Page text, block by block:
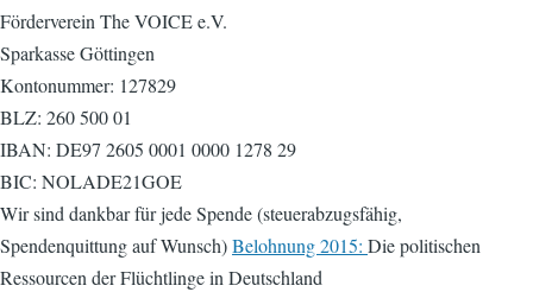
Förderverein The VOICE e.V.
Sparkasse Göttingen
Kontonummer: 127829
BLZ: 260 500 01
IBAN: DE97 2605 0001 0000 1278 29
BIC: NOLADE21GOE
Wir sind dankbar für jede Spende (steuerabzugsfähig,
Spendenquittung auf Wunsch)Belohnung 2015: Die politischen
Ressourcen der Flüchtlinge in Deutschland